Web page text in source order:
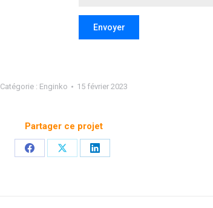
Envoyer
Catégorie : Enginko 15 février 2023
Partager ce projet
PartagerPartagerPartager